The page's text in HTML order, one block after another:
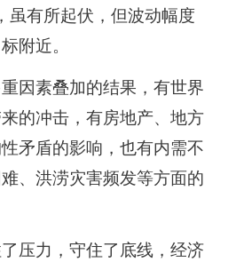
虽有所起伏，但波动幅度
附近。
素叠加的结果，有世界
的冲击，有房地产、地方
矛盾的影响，也有内需不
、洪涝灾害频发等方面的
力，守住了底线，经济